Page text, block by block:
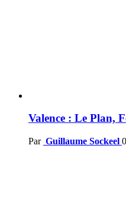
Valence : Le Plan,
Par Guillaume Sockeel